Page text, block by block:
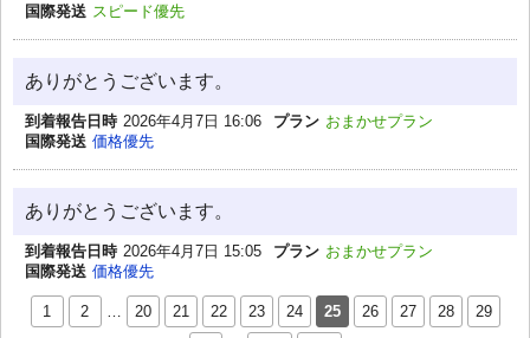
国際発送 スピード優先
ありがとうございます。
到着報告日時 2026年4月7日 16:06 プラン おまかせプラン
国際発送 価格優先
ありがとうございます。
到着報告日時 2026年4月7日 15:05 プラン おまかせプラン
国際発送 価格優先
1 2 … 20 21 22 23 24 25 26 27 28 29